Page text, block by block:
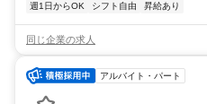
週1日からOK シフト自由 昇給あり
同じ企業の求人
アルバイト・パート